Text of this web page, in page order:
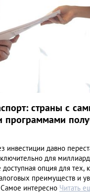
страны с
инвестиции давно
для
опция для тех,
преимуществ и
интересно Читать